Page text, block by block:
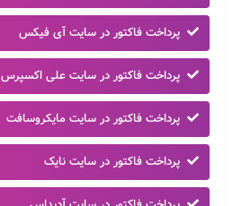
پرداخت فاکتور در سایت آی فیکس
پرداخت فاکتور در سایت علی اکسپرس
پرداخت فاکتور در سایت مایکروسافت
پرداخت فاکتور در سایت نایک